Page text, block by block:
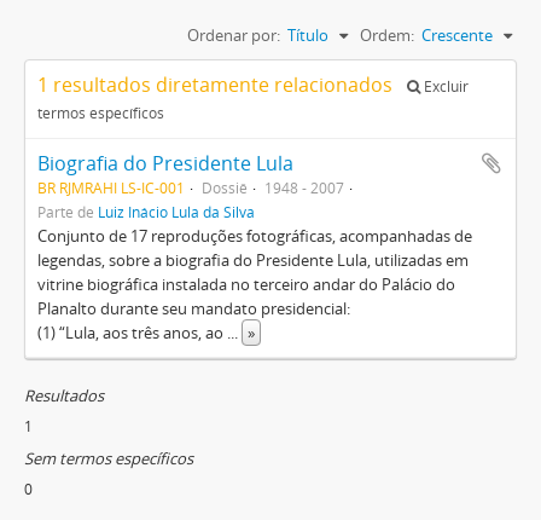
Ordenar por: Título Ordem: Crescente
1 resultados diretamente relacionados
Excluir
termos específicos
Biografia do Presidente Lula
BR RJMRAHI LS-IC-001 Dossiê
1948 - 2007
Parte de Luiz Inácio Lula da Silva
Conjunto de 17 reproduções fotográficas, acompanhadas de
legendas, sobre a biografia do Presidente Lula, utilizadas em
vitrine biográfica instalada no terceiro andar do Palácio do
Planalto durante seu mandato presidencial:
(1) “Lula, aos três anos, ao ... »
Resultados
1
Sem termos específicos
0